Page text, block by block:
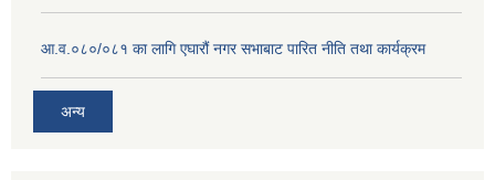
आ.व.०८०/०८१ का लागि एघारौं नगर सभाबाट पारित नीति तथा कार्यक्रम
अन्य